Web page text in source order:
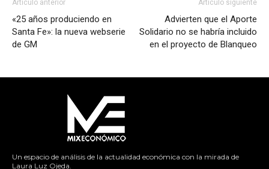
Artículo anterior
«25 años produciendo en
Santa Fe»: la nueva webserie
de GM
Artículo siguiente
Advierten que el Aporte
Solidario no se habría incluido
en el proyecto de Blanqueo
Un espacio de análisis de la actualidad económica con la mirada de
Laura Luz Ojeda.